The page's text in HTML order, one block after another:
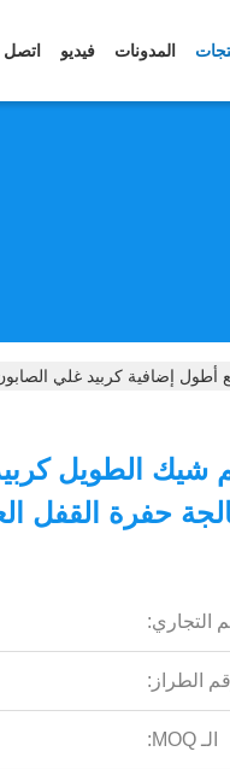
المدونات فيديو اتصل
ملم شيك الطويل
حفرة القفل
التجاري:
الطراز:
الـ MOQ: